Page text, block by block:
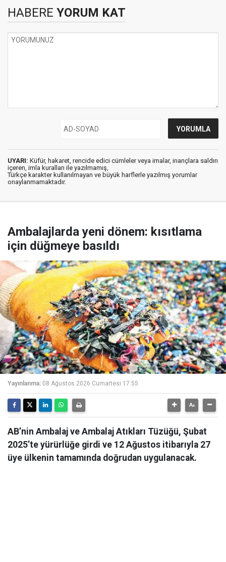
HABERE YORUM KAT
UYARI: Küfür, hakaret, rencide edici cümleler veya imalar, inançlara saldırı
içeren, imla kuralları ile yazılmamış,
Türkçe karakter kullanılmayan ve büyük harflerle yazılmış yorumlar
onaylanmamaktadır.
Ambalajlarda yeni dönem: kısıtlama
için düğmeye basıldı
Yayınlanma: 08 Ağustos 2026 Cumartesi 17:55
AB’nin Ambalaj ve Ambalaj Atıkları Tüzüğü, Şubat
2025’te yürürlüğe girdi ve 12 Ağustos itibarıyla 27
üye ülkenin tamamında doğrudan uygulanacak.